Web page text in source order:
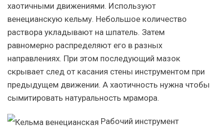
хаотичными движениями. Используют
венецианскую кельму. Небольшое количество
раствора укладывают на шпатель. Затем
равномерно распределяют его в разных
направлениях. При этом последующий мазок
скрывает след от касания стены инструментом при
предыдущем движении. А хаотичность нужна чтобы
сымитировать натуральность мрамора.
Рабочий инструмент